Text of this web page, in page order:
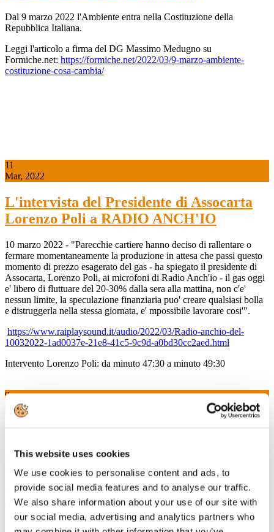
This website uses cookies
We use cookies to personalise content and ads, to
provide social media features and to analyse our traffic.
We also share information about your use of our site with
our social media, advertising and analytics partners who
Dal 9 marzo 2022 l'Ambiente entra nella Costituzione della
Repubblica Italiana.
Leggi l'articolo a firma del DG Massimo Medugno su
Formiche.net: https://formiche.net/2022/03/9-marzo-ambiente-
costituzione-cosa-cambia/
11
Mar, 2022
L'intervista del Presidente di Assocarta
Lorenzo Poli a RADIO ANCH'IO
10 marzo 2022 - "Parecchie cartiere hanno deciso di rallentare o
fermare momentaneamente la produzione in attesa che passi questo
momento di prezzo esagerato del gas - ha spiegato il presidente di
Assocarta, Lorenzo Poli, ai microfoni di Radio Anch'io - il gas oggi
e' libero di fluttuare del 20-30% dalla sera alla mattina, non c'e'
nessun limite, la speculazione finanziaria puo' creare qualsiasi bolla
e distruggerla nella stessa giornata, e' mpossibile lavorare cosi'".
https://www.raiplaysound.it/audio/2022/03/Radio-anchio-del-
10032022-1ad0037e-21e8-41c5-9c9d-a0bd30cc2aed.html
Intervento Lorenzo Poli: da minuto 47:30 a minuto 49:30
9
Mar, 2022
Da oggi 9 marzo l’Ambiente “entra” in
Costituzione. Come è cambiata la #carta?
Tutti i dettagli nella riflessione pubblicata
su Formiche.net del DG Assocarta
Massimo Medugno.
Dal 9 marzo entra in vigore la legge Costituzionale 11 febbraio